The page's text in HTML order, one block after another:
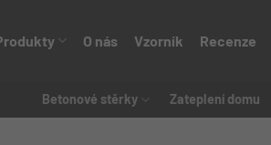
O nás Vzorník Recenze
Betonové stěrky Zateplení domu